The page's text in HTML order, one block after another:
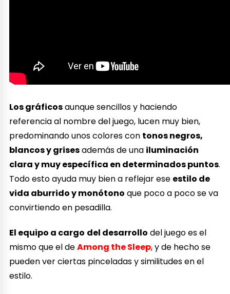
Los gráficosaunque sencillos y haciendo
referencia al nombre del juego, lucen muy bien,
predominando unos colores con tonos negros,
blancos y grisesademás de una iluminación
clara y muy específica en determinados puntos.
Todo esto ayuda muy bien a reflejar ese estilo de
vida aburrido y monótono que poco a poco se va
convirtiendo en pesadilla.
El equipo a cargo del desarrollo del juego es el
mismo que el deAmong the Sleep, y de hecho se
pueden ver ciertas pinceladas y similitudes en el
estilo.